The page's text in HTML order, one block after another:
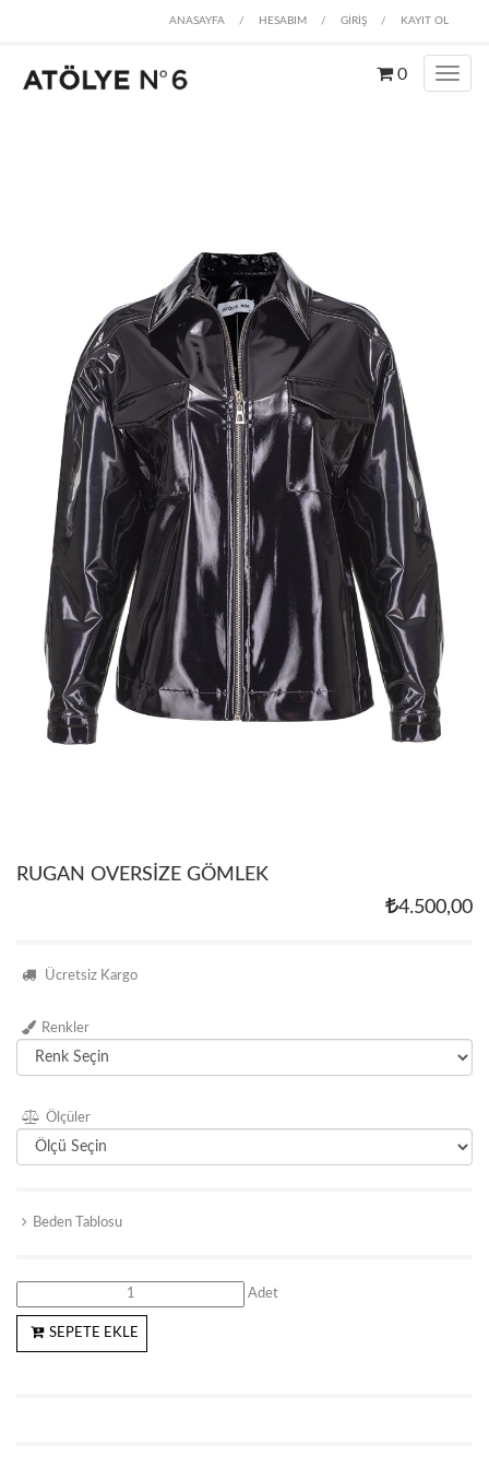
ANASAYFA / HESABIM / GİRİŞ / KAYIT OL
0
RUGAN OVERSİZE GÖMLEK
4.500,00
Ücretsiz Kargo
Renkler
Ölçüler
Beden Tablosu
Adet
SEPETE EKLE